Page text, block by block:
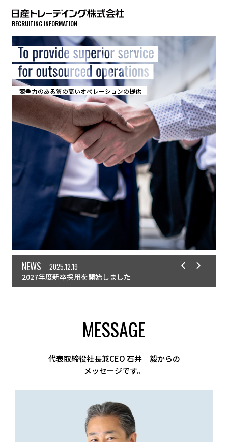
RECRUITING INFORMATION
お客様のニーズを先取りした質の高いSCMソリューションの提供
グローバルなネットワークを活用したコスト競争力のある
トレード＆ロジステックスの開拓
競争力のある質の高いオペレーションの提供
世界中から最良の製品と材料を発掘し最適価格で供給
お客様のニーズを先取りした質の高いSCMソリューションの提供
グローバルなネットワークを活用したコスト競争力のある
トレード＆ロジステックスの開拓
NEWS
2025.12.19
2027年度新卒採用を開始しました
MESSAGE
代表取締役社長兼CEO 石井 毅からの
メッセージです。